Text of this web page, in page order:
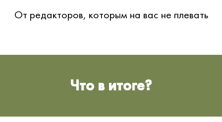
От редакторов, которым на вас не плевать
Что в итоге?